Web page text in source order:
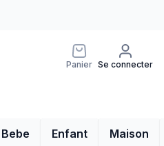
Panier Se connecter
Bebe Enfant Maison